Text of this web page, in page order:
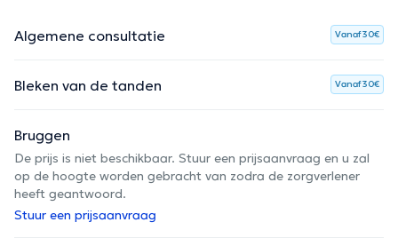
Algemene consultatie Vanaf 30€
Bleken van de tanden Vanaf 30€
Bruggen
De prijs is niet beschikbaar. Stuur een prijsaanvraag en u zal
op de hoogte worden gebracht van zodra de zorgverlener
heeft geantwoord.
Stuur een prijsaanvraag